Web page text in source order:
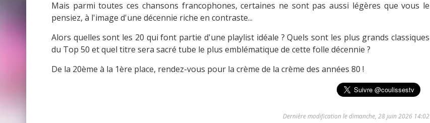
Mais parmi toutes ces chansons francophones, certaines ne sont pas aussi légères que vous le
pensiez, à l'image d'une décennie riche en contraste...
Alors quelles sont les 20 qui font partie d'une playlist idéale ? Quels sont les plus grands classiques
du Top 50 et quel titre sera sacré tube le plus emblématique de cette folle décennie ?
De la 20ème à la 1ère place, rendez-vous pour la crème de la crème des années 80 !
Dernière modification le dimanche, 28 juin 2026 14:02